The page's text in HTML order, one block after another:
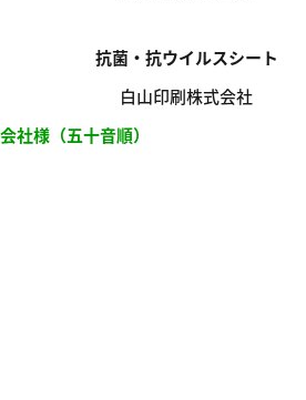
抗菌・抗ウイルスシート
白山印刷株式会社
社様（五十音順）